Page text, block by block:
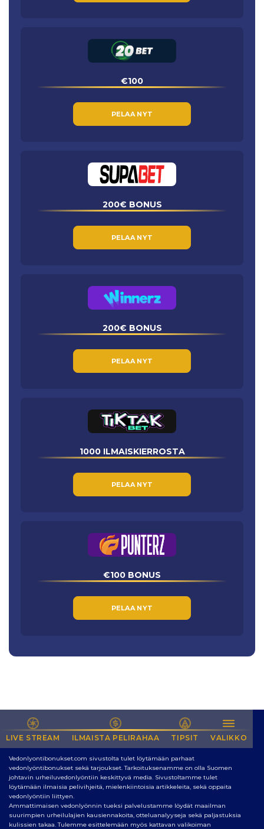
€100
PELAA NYT
200€ BONUS
PELAA NYT
200€ BONUS
PELAA NYT
1000 ILMAISKIERROSTA
PELAA NYT
€100 BONUS
PELAA NYT
LIVE STREAM ILMAISTA PELIRAHAA TIPSIT VALIKKO
NETIN PARAS SIVUSTO VEDONLYÖNTIIN
Vedonlyontibonukset.com sivustolta tulet löytämään parhaat
vedonlyöntibonukset sekä tarjoukset. Tarkoituksenamme on olla Suomen
johtavin urheiluvedonlyöntiin keskittyvä media. Sivustoltamme tulet
löytämään ilmaisia pelivihjeitä, mielenkiintoisia artikkeleita, sekä oppaita
vedonlyöntiin liittyen.
Ammattimaisen vedonlyönnin tueksi palvelustamme löydät maailman
suurimpien urheilulajien kausiennakoita, otteluanalyyseja sekä paljastuksia
kulissien takaa. Tulemme esittelemään myös kattavan valikoiman